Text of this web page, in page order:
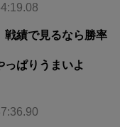
戦績で見るなら勝率
っぱりうまいよ